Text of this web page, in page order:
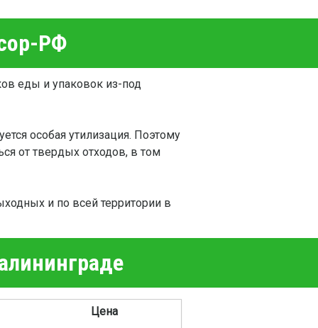
РФ
еды и упаковок из-под
особая утилизация. Поэтому
от твердых отходов, в том
и по всей территории в
Цена